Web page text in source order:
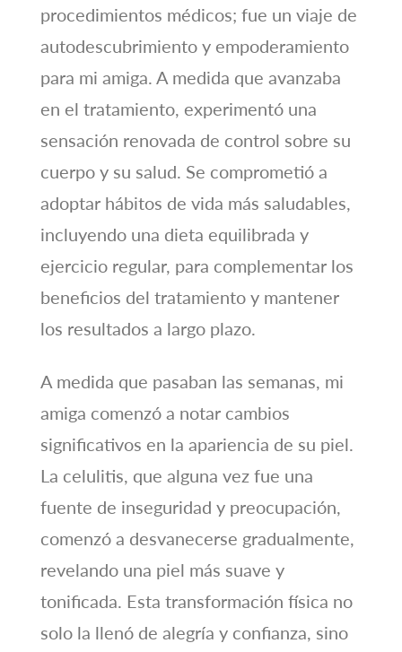
procedimientos médicos; fue un viaje de
autodescubrimiento y empoderamiento
para mi amiga. A medida que avanzaba
en el tratamiento, experimentó una
sensación renovada de control sobre su
cuerpo y su salud. Se comprometió a
adoptar hábitos de vida más saludables,
incluyendo una dieta equilibrada y
ejercicio regular, para complementar los
beneficios del tratamiento y mantener
los resultados a largo plazo.
A medida que pasaban las semanas, mi
amiga comenzó a notar cambios
significativos en la apariencia de su piel.
La celulitis, que alguna vez fue una
fuente de inseguridad y preocupación,
comenzó a desvanecerse gradualmente,
revelando una piel más suave y
tonificada. Esta transformación física no
solo la llenó de alegría y confianza, sino